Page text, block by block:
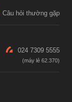
Câu hỏi thường gặp
024 7309 5555